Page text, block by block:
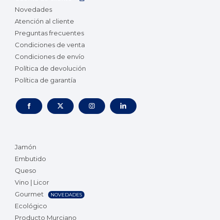
Novedades
Atención al cliente
Preguntas frecuentes
Condiciones de venta
Condiciones de envío
Política de devolución
Política de garantía
Jamón
Embutido
Queso
Vino | Licor
Gourmet
NOVEDADES
Ecológico
Producto Murciano